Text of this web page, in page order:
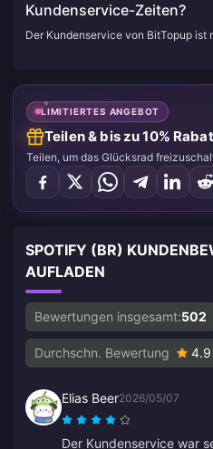
Kundenservice-Zeiten?
Der Kundenservice von BitTopup ist
LIMITIERTES ANGEBOT
Teilen & bis zu 10%
Teilen, um das Glücksrad
SPOTIFY (BR)
AUFLADEN
Bewertungen insgesamt:502
Durchschn. Bewertung 4.9
Elias Beer2026/05/07
Der Kundenservice war